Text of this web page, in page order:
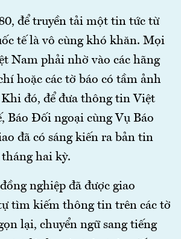
để truyền tải một tin tức từ
tế là vô cùng khó khăn. Mọi
Nam phải nhờ vào các hãng
hoặc các tờ báo có tầm ảnh
đó, để đưa thông tin Việt
Báo Đối ngoại cùng Vụ Báo
đã có sáng kiến ra bản tin
hai kỳ.
nghiệp đã được giao
tìm kiếm thông tin trên các tờ
lại, chuyển ngữ sang tiếng